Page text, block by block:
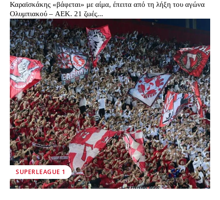
Καραϊσκάκης «βάφεται» με αίμα, έπειτα από τη λήξη του αγώνα
Ολυμπιακού – ΑΕΚ. 21 ζωές...
SUPERLEAGUE 1